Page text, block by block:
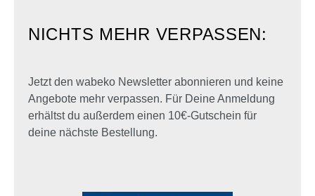
NICHTS MEHR VERPASSEN:
Jetzt den wabeko Newsletter abonnieren und keine
Angebote mehr verpassen. Für Deine Anmeldung
erhältst du außerdem einen 10€-Gutschein für
deine nächste Bestellung.